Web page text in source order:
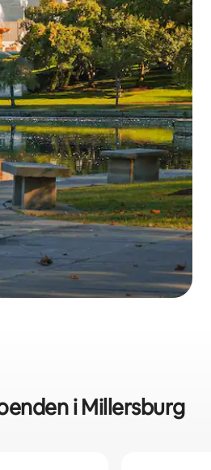
att trycka eller svepa.
i Millersburg